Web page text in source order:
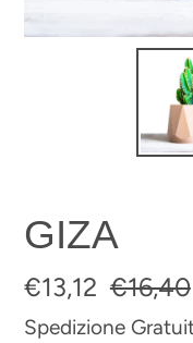
GIZA
Prezzo
scontato
€13,12 Prezzo
di
€16,40
Spedizione